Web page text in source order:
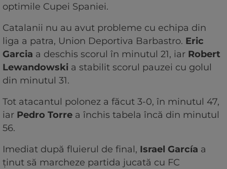
optimile Cupei Spaniei.
Catalanii nu au avut probleme cu echipa din
liga a patra, Union Deportiva Barbastro. Eric
Garcia a deschis scorul în minutul 21, iar Robert
Lewandowski a stabilit scorul pauzei cu golul
din minutul 31.
Tot atacantul polonez a făcut 3-0, în minutul 47,
iar Pedro Torre a închis tabela încă din minutul
56.
Imediat după fluierul de final, Israel García a
ținut să marcheze partida jucată cu FC